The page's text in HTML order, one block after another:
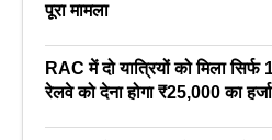
पूरा मामला
RAC में दो यात्रियों को मिला सिर्फ
रेलवे को देना होगा ₹25,000 का